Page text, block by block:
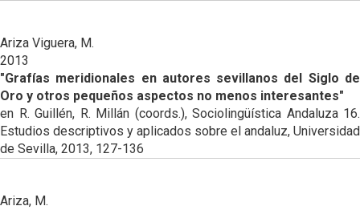
Ariza Viguera, M.
2013
"Grafías meridionales en autores sevillanos del Siglo de
Oro y otros pequeños aspectos no menos interesantes"
en R. Guillén, R. Millán (coords.), Sociolingüística Andaluza 16.
Estudios descriptivos y aplicados sobre el andaluz, Universidad
de Sevilla, 2013, 127-136
Ariza, M.